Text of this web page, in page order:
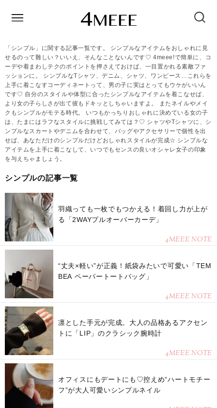
「シンプル」に関する記事一覧です。 シンプルなアイテムをおしゃれに見
せるのって難しい？いいえ、そんなことないんです♡ 4meee!で簡単に、コ
ーデや着まわしテクのポイントを押さえておけば、一目置かれる素敵ファ
ッションに。 シンプルなTシャツ、デニム、シャツ、ワンピース…これらを
上手に着こなすコーディネートって、男の子に実はとってもウケがいいん
です♡ 自分のスタイルや体型に合ったシンプルなアイテムを着こなせば、
より女の子らしさが出て彼もドキッとしちゃいますよ。 またネイルやメイ
クもシンプルがモテる時代。 いつもかっちりおしゃれに決めている女の子
は、たまにはラフなスタイルに挑戦してみては？♡ シャツやTシャツに、シ
ンプルなスカートやデニムを合わせて、バッグやアクセサリーで個性を出
せば、あなただけのシンプルだけどおしゃれスタイルが完成☆ シンプルな
アイテムを上手に着こなして、いつでもセンスの良いオシャレ女子の印象
を与えちゃましょう。
シンプルの記事一覧
羽織っても一枚でもつかえる！着回し力が上が
る「2WAYプルオーバーカーデ」
4MEEE NOTE
“丈夫×軽い”が正義！紙袋みたいで可愛い「TEM
BEA ペーパートートバッグ」
4MEEE NOTE
凛とした手元が完成。大人の品格あるアクセン
トに「LIP」のクラシック腕時計
4MEEE NOTE
オフィスにもデートにも♡控えめ“ハートモチー
フ”が大人可愛いシンプルネイル